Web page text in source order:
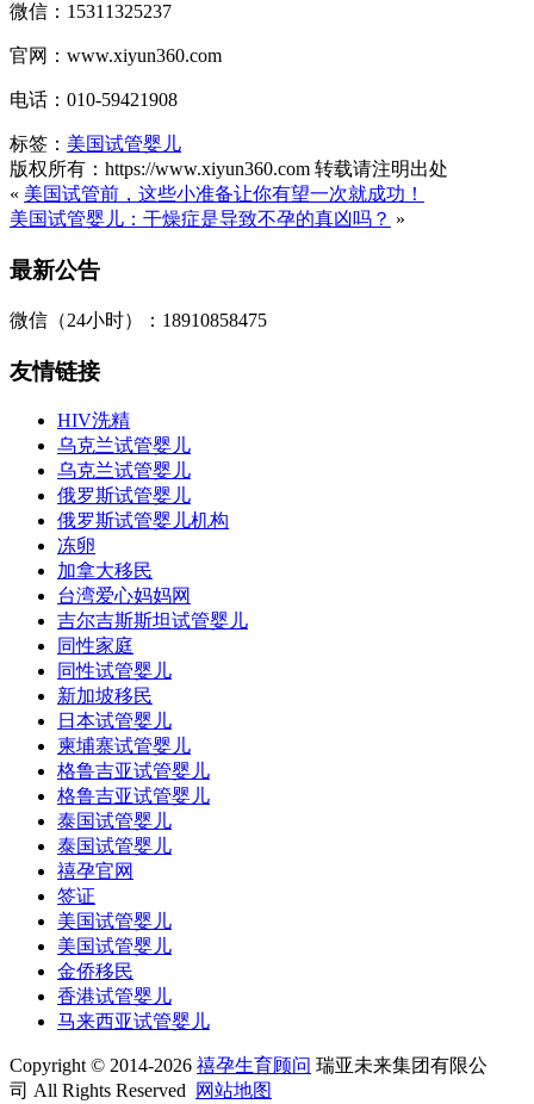
微信：15311325237
官网：www.xiyun360.com
电话：010-59421908
标签： 美国试管婴儿
版权所有：https://www.xiyun360.com 转载请注明出处
« 美国试管前，这些小准备让你有望一次就成功！
美国试管婴儿：干燥症是导致不孕的真凶吗？ »
最新公告
微信（24小时）：18910858475
友情链接
HIV洗精
乌克兰试管婴儿
乌克兰试管婴儿
俄罗斯试管婴儿
俄罗斯试管婴儿机构
冻卵
加拿大移民
台湾爱心妈妈网
吉尔吉斯斯坦试管婴儿
同性家庭
同性试管婴儿
新加坡移民
日本试管婴儿
柬埔寨试管婴儿
格鲁吉亚试管婴儿
格鲁吉亚试管婴儿
泰国试管婴儿
泰国试管婴儿
禧孕官网
签证
美国试管婴儿
美国试管婴儿
金侨移民
香港试管婴儿
马来西亚试管婴儿
Copyright © 2014-2026 禧孕生育顾问 瑞亚未来集团有限公
司 All Rights Reserved
网站地图